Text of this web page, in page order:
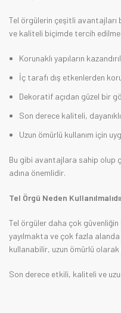
Tel örgülerin çeşitli avantajları
ve kaliteli biçimde tercih
Korunaklı yapıların
İç tarafı dış etkenlerden
Dekoratif açıdan güzel bir
Son derece kaliteli,
Uzun ömürlü kullanım için
Bu gibi avantajlara sahip olup
adına önemlidir.
Tel Örgü Neden
Tel örgüler daha çok
yayılmakta ve çok fazla
kullanabilir, uzun ömürlü olarak
Son derece etkili, kaliteli ve